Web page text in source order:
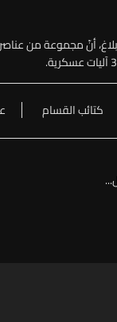
بلاغ، أنّ مجموعة من
كتائب القسام